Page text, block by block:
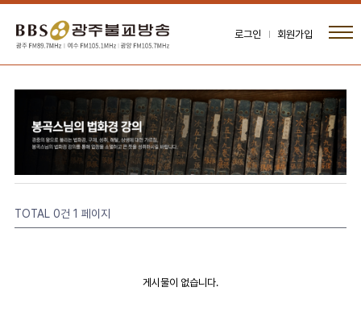
로그인 회원가입
TOTAL 0건 1 페이지
게시물이 없습니다.